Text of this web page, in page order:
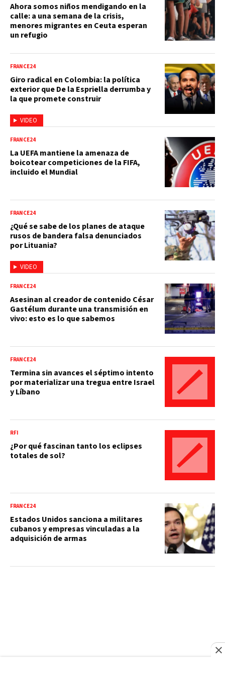
Ahora somos niños mendigando en la
calle: a una semana de la crisis,
menores migrantes en Ceuta esperan
un refugio
VIDEO
FRANCE24
Giro radical en Colombia: la política
exterior que De la Espriella derrumba y
la que promete construir
FRANCE24
La UEFA mantiene la amenaza de
boicotear competiciones de la FIFA,
incluido el Mundial
VIDEO
FRANCE24
¿Qué se sabe de los planes de ataque
rusos de bandera falsa denunciados
por Lituania?
FRANCE24
Asesinan al creador de contenido César
Gastélum durante una transmisión en
vivo: esto es lo que sabemos
FRANCE24
Termina sin avances el séptimo intento
por materializar una tregua entre Israel
y Líbano
RFI
¿Por qué fascinan tanto los eclipses
totales de sol?
FRANCE24
Estados Unidos sanciona a militares
cubanos y empresas vinculadas a la
adquisición de armas